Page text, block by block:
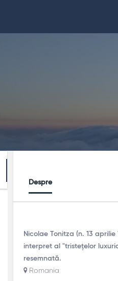
Despre
Nicolae Tonitza (n. 13
interpret al "tristețelor
resemnată.
Romania